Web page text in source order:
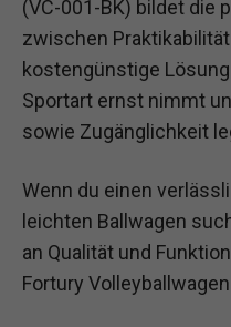
(VC-001-BK) bildet die
zwischen
kostengünstige
Sportart ernst nimmt
sowie Zugänglichkeit
Wenn du einen
leichten Ballwagen
an Qualität und
Fortury